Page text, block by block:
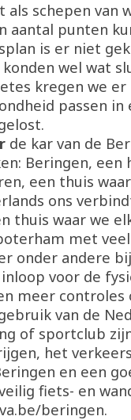
als schepen van
aantal punten
is er niet
konden wel wat
kregen we
passen
de kar van de
Beringen, een
een thuis
ons
thuis waar we
met
onder andere
voor de
meer
van de
of sportclub
het
en een
fiets- en
beringen.